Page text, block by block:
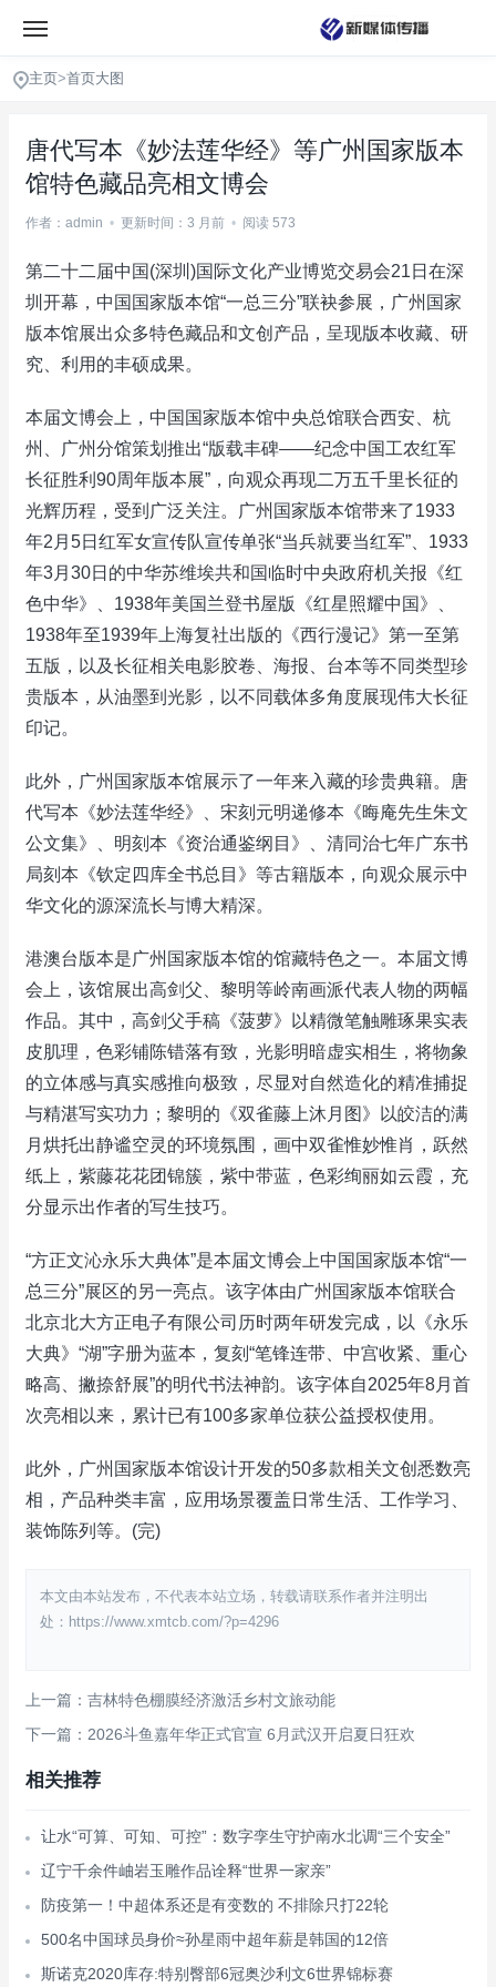
主页>首页大图
唐代写本《妙法莲华经》等广州国家版本
馆特色藏品亮相文博会
作者：admin • 更新时间：3 月前 • 阅读 573
第二十二届中国(深圳)国际文化产业博览交易会21日在深
圳开幕，中国国家版本馆“一总三分”联袂参展，广州国家
版本馆展出众多特色藏品和文创产品，呈现版本收藏、研
究、利用的丰硕成果。
本届文博会上，中国国家版本馆中央总馆联合西安、杭
州、广州分馆策划推出“版载丰碑——纪念中国工农红军
长征胜利90周年版本展”，向观众再现二万五千里长征的
光辉历程，受到广泛关注。广州国家版本馆带来了1933
年2月5日红军女宣传队宣传单张“当兵就要当红军”、1933
年3月30日的中华苏维埃共和国临时中央政府机关报《红
色中华》、1938年美国兰登书屋版《红星照耀中国》、
1938年至1939年上海复社出版的《西行漫记》第一至第
五版，以及长征相关电影胶卷、海报、台本等不同类型珍
贵版本，从油墨到光影，以不同载体多角度展现伟大长征
印记。
此外，广州国家版本馆展示了一年来入藏的珍贵典籍。唐
代写本《妙法莲华经》、宋刻元明递修本《晦庵先生朱文
公文集》、明刻本《资治通鉴纲目》、清同治七年广东书
局刻本《钦定四库全书总目》等古籍版本，向观众展示中
华文化的源深流长与博大精深。
港澳台版本是广州国家版本馆的馆藏特色之一。本届文博
会上，该馆展出高剑父、黎明等岭南画派代表人物的两幅
作品。其中，高剑父手稿《菠萝》以精微笔触雕琢果实表
皮肌理，色彩铺陈错落有致，光影明暗虚实相生，将物象
的立体感与真实感推向极致，尽显对自然造化的精准捕捉
与精湛写实功力；黎明的《双雀藤上沐月图》以皎洁的满
月烘托出静谧空灵的环境氛围，画中双雀惟妙惟肖，跃然
纸上，紫藤花花团锦簇，紫中带蓝，色彩绚丽如云霞，充
分显示出作者的写生技巧。
“方正文沁永乐大典体”是本届文博会上中国国家版本馆“一
总三分”展区的另一亮点。该字体由广州国家版本馆联合
北京北大方正电子有限公司历时两年研发完成，以《永乐
大典》“湖”字册为蓝本，复刻“笔锋连带、中宫收紧、重心
略高、撇捺舒展”的明代书法神韵。该字体自2025年8月首
次亮相以来，累计已有100多家单位获公益授权使用。
此外，广州国家版本馆设计开发的50多款相关文创悉数亮
相，产品种类丰富，应用场景覆盖日常生活、工作学习、
装饰陈列等。(完)
本文由本站发布，不代表本站立场，转载请联系作者并注明出
处：https://www.xmtcb.com/?p=4296
上一篇：吉林特色棚膜经济激活乡村文旅动能
下一篇：2026斗鱼嘉年华正式官宣 6月武汉开启夏日狂欢
相关推荐
让水“可算、可知、可控”：数字孪生守护南水北调“三个安全”
辽宁千余件岫岩玉雕作品诠释“世界一家亲”
防疫第一！中超体系还是有变数的 不排除只打22轮
500名中国球员身价≈孙星雨中超年薪是韩国的12倍
斯诺克2020库存:特别臀部6冠奥沙利文6世界锦标赛